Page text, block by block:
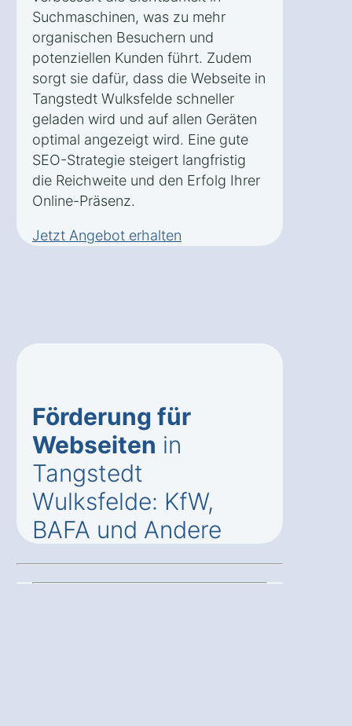
Suchmaschinen, was zu mehr
organischen Besuchern und
potenziellen Kunden führt. Zudem
sorgt sie dafür, dass die Webseite in
Tangstedt Wulksfelde schneller
geladen wird und auf allen Geräten
optimal angezeigt wird. Eine gute
SEO-Strategie steigert langfristig
die Reichweite und den Erfolg Ihrer
Online-Präsenz.
Jetzt Angebot erhalten
Förderung für
Webseiten in
Tangstedt
Wulksfelde: KfW,
BAFA und Andere